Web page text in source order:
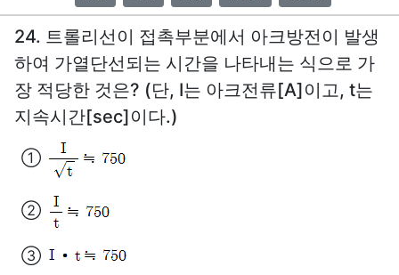
24. 트롤리선이 접촉부분에서 아크방전이 발생
하여 가열단선되는 시간을 나타내는 식으로 가
장 적당한 것은? (단, I는 아크전류[A]이고, t는
지속시간[sec]이다.)
①
②
③